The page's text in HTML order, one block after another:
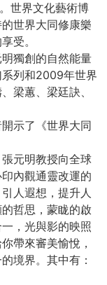
世界文化藝術博
世界大同修康樂
受。
獨創的自然能量
列和2009年世界
梁蕙、梁廷訣、
示了《世界大同
元明教授向全球
內觀通靈改運的
人遐想，提升人
哲思，蒙眬的啟
，光與影的映照
帶來審美愉悅，
境界。其中有：